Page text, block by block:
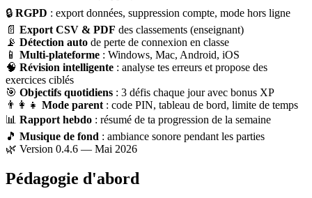
🔒 RGPD : export données, suppression compte, mode hors ligne
📄 Export CSV & PDF des classements (enseignant)
📡 Détection auto de perte de connexion en classe
📱 Multi-plateforme : Windows, Mac, Android, iOS
🧠 Révision intelligente : analyse tes erreurs et propose des
exercices ciblés
🎯 Objectifs quotidiens : 3 défis chaque jour avec bonus XP
👨‍👩‍👧 Mode parent : code PIN, tableau de bord, limite de temps
📊 Rapport hebdo : résumé de ta progression de la semaine
🎵 Musique de fond : ambiance sonore pendant les parties
🌿 Version 0.4.6 — Mai 2026
Pédagogie d'abord